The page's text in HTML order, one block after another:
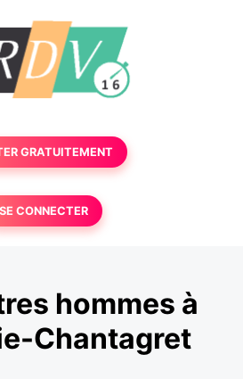
GRATUITEMENT
SE CONNECTER
hommes à
Chantagret